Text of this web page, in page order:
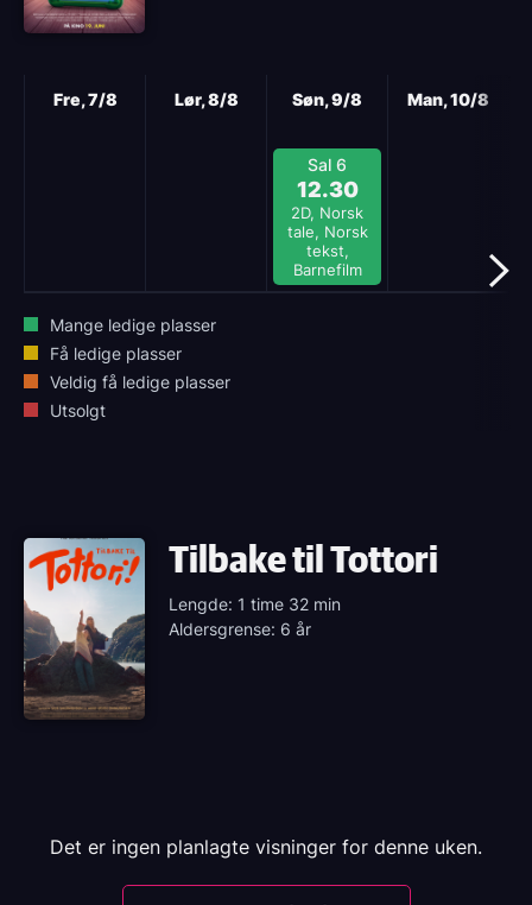
Fre, 7/8 Lør, 8/8 Søn, 9/8
Sal 6
12.30
2D, Norsk
tale, Norsk
tekst,
Barnefilm
Man, 10/8
Mange ledige plasser
Få ledige plasser
Veldig få ledige plasser
Utsolgt
Tilbake til Tottori
Lengde: 1 time 32 min
Aldersgrense: 6 år
Det er ingen planlagte visninger for denne uken.